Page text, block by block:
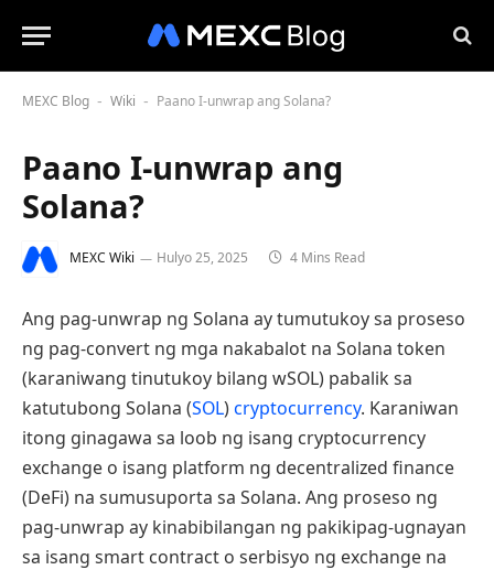
MEXC Blog - Wiki - Paano I-unwrap ang Solana?
Paano I-unwrap ang
Solana?
MEXC Wiki Hulyo 25, 2025 4 Mins Read
Ang pag-unwrap ng Solana ay tumutukoy sa proseso
ng pag-convert ng mga nakabalot na Solana token
(karaniwang tinutukoy bilang wSOL) pabalik sa
katutubong Solana (SOL)cryptocurrency. Karaniwan
itong ginagawa sa loob ng isang cryptocurrency
exchange o isang platform ng decentralized finance
(DeFi) na sumusuporta sa Solana. Ang proseso ng
pag-unwrap ay kinabibilangan ng pakikipag-ugnayan
sa isang smart contract o serbisyo ng exchange na